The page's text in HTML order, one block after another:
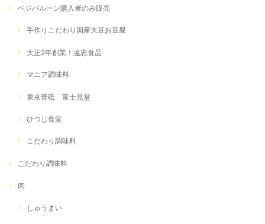
ベジバルーン購入者のみ販売
手作りこだわり国産大豆お豆腐
大正2年創業！遠忠食品
マニア調味料
東京青砥 富士見堂
ひつじ食堂
こだわり調味料
こだわり調味料
肉
しゅうまい